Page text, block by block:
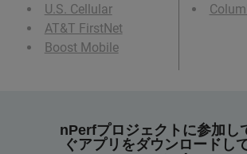
U.S. Cellular
AT&T FirstNet
Boost Mobile
nPerfプロジェクトに参加し
ぐアプリをダウンロードし